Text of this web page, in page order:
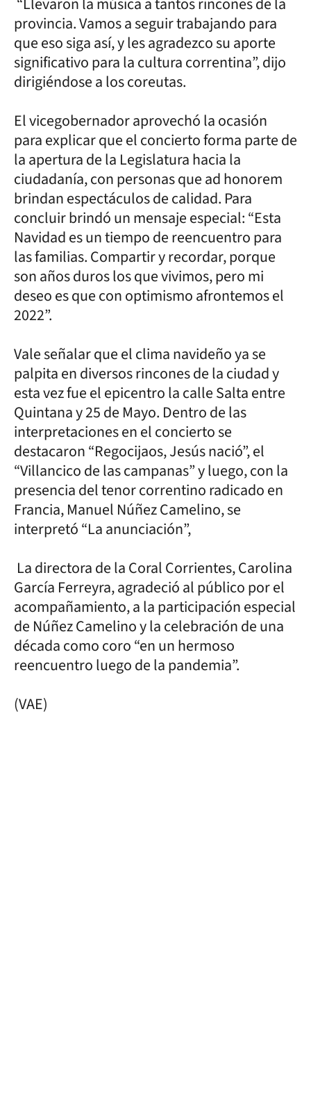
provincia. Vamos a seguir trabajando para
que eso siga así, y les agradezco su aporte
significativo para la cultura correntina”, dijo
dirigiéndose a los coreutas.
El vicegobernador aprovechó la ocasión
para explicar que el concierto forma parte de
la apertura de la Legislatura hacia la
ciudadanía, con personas que ad honorem
brindan espectáculos de calidad. Para
concluir brindó un mensaje especial: “Esta
Navidad es un tiempo de reencuentro para
las familias. Compartir y recordar, porque
son años duros los que vivimos, pero mi
deseo es que con optimismo afrontemos el
2022”.
Vale señalar que el clima navideño ya se
palpita en diversos rincones de la ciudad y
esta vez fue el epicentro la calle Salta entre
Quintana y 25 de Mayo. Dentro de las
interpretaciones en el concierto se
destacaron “Regocijaos, Jesús nació”, el
“Villancico de las campanas” y luego, con la
presencia del tenor correntino radicado en
Francia, Manuel Núñez Camelino, se
interpretó “La anunciación”,
La directora de la Coral Corrientes, Carolina
García Ferreyra, agradeció al público por el
acompañamiento, a la participación especial
de Núñez Camelino y la celebración de una
década como coro “en un hermoso
reencuentro luego de la pandemia”.
(VAE)